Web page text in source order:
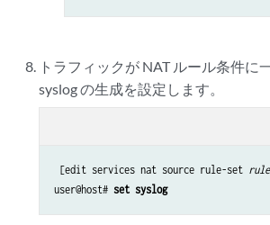
トラフィックが NAT ルール条件に
syslog の生成を設定します。
[edit services nat source rule-set
user@host# set syslog